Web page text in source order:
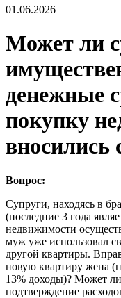
01.06.2026
Может ли
денежные
покупку
вносились
Вопрос:
Супруги, находясь в
(последние 3 года
недвижимости
муж уже использовал
другой квартиры.
новую квартиру жена
13% доходы)? Может
подтверждение